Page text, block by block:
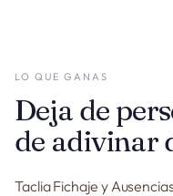
LO QUE GANAS
Deja de
de adivinar
Taclia Fichaje y